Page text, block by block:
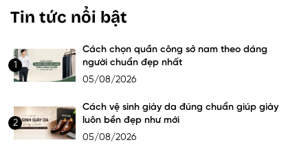
Tin tức nổi bật
1
Cách chọn quần công sở nam theo dáng
người chuẩn đẹp nhất
05/08/2026
2
Cách vệ sinh giày da đúng chuẩn giúp giày
luôn bền đẹp như mới
05/08/2026